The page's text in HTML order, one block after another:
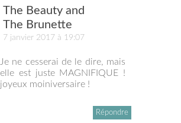
The Beauty and
The Brunette
7 janvier 2017 à 19:07
Je ne cesserai de le dire, mais
elle est juste MAGNIFIQUE !
joyeux moiniversaire !
Répondre